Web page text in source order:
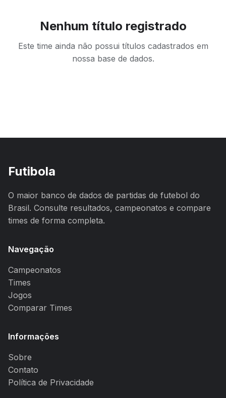
Nenhum título registrado
Este time ainda não possui títulos cadastrados em
nossa base de dados.
Futibola
O maior banco de dados de partidas de futebol do
Brasil. Consulte resultados, campeonatos e compare
times de forma completa.
Navegação
Campeonatos
Times
Jogos
Comparar Times
Informações
Sobre
Contato
Política de Privacidade